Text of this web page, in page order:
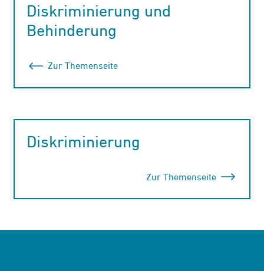
Diskriminierung und
Behinderung
Zur Themenseite
Diskriminierung
Zur Themenseite